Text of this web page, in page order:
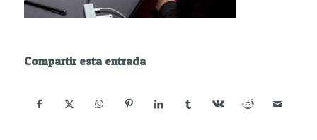
Compartir esta entrada